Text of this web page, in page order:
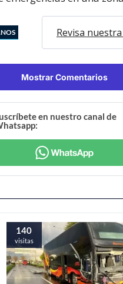
Revisa
Mostrar Comentarios
en nuestro canal de
140
visitas